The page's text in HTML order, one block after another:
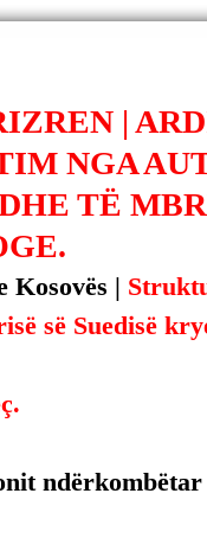
|
NGA
TË
Kosovës |
së Suedisë